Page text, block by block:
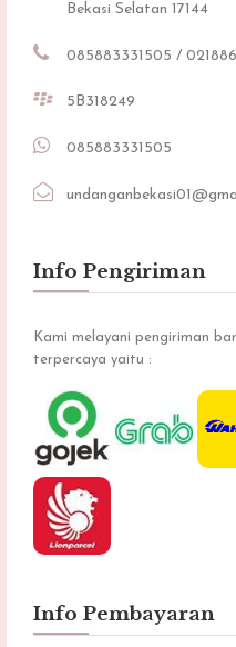
Bekasi Selatan 17144
085883331505 /
5B318249
085883331505
Info Pengiriman
Kami melayani pengiriman
terpercaya yaitu :
Info Pembayaran